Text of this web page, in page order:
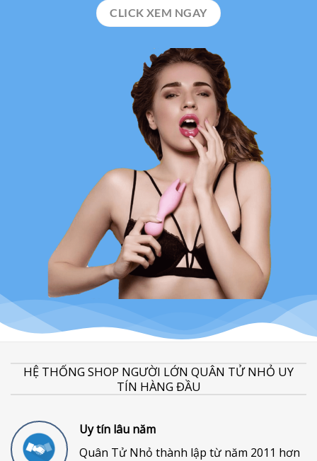
CLICK XEM NGAY
HỆ THỐNG SHOP NGƯỜI LỚN QUÂN TỬ NHỎ UY
TÍN HÀNG ĐẦU
Uy tín lâu năm
Quân Tử Nhỏ thành lập từ năm 2011 hơn